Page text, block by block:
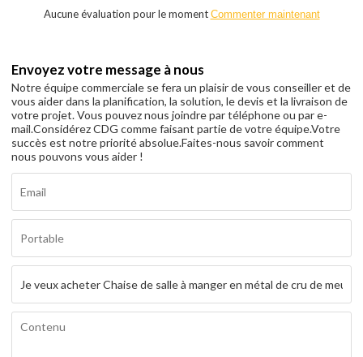
Aucune évaluation pour le moment Commenter maintenant
Envoyez votre message à nous
Notre équipe commerciale se fera un plaisir de vous conseiller et de
vous aider dans la planification, la solution, le devis et la livraison de
votre projet. Vous pouvez nous joindre par téléphone ou par e-
mail.Considérez CDG comme faisant partie de votre équipe.Votre
succès est notre priorité absolue.Faites-nous savoir comment
nous pouvons vous aider !